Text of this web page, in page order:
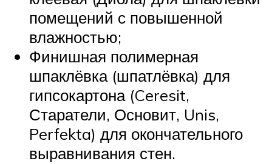
помещений с повышенной
влажностью;
Финишная полимерная
шпаклёвка (шпатлёвка) для
гипсокартона (Ceresit,
Старатели, Основит, Unis,
Perfekta) для окончательного
выравнивания стен.